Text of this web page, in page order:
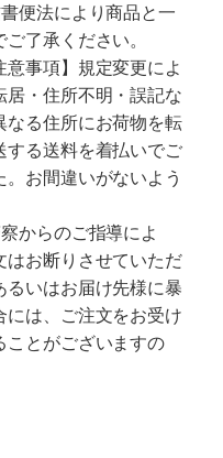
便法により商品と一
了承ください。
意事項】規定変更によ
居・住所不明・誤記な
なる住所にお荷物を転
する送料を着払いでご
お間違いがないよう
からのご指導によ
はお断りさせていただ
るいはお届け先様に暴
には、ご注文をお受け
ことがございますの